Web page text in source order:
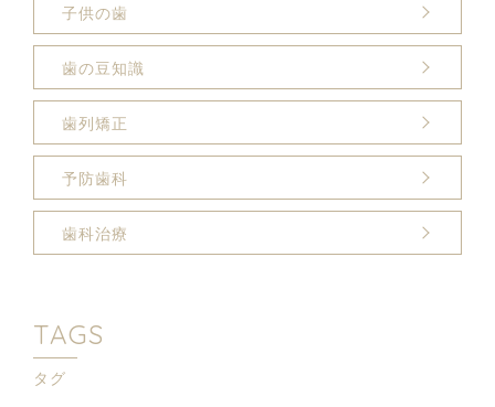
子供の歯
歯の豆知識
歯列矯正
予防歯科
歯科治療
TAGS
タグ